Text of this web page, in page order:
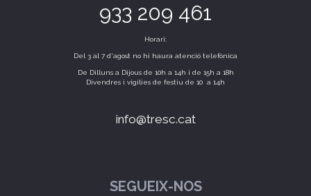
933 209 461
Horari:
Del 3 al 7 d'agost no hi haura atenció telefònica
De Dilluns a Dijous de 10h a 14h i de 15h a 18h
Divendres i vigílies de festiu de 10 a 14h
info@tresc.cat
SEGUEIX-NOS